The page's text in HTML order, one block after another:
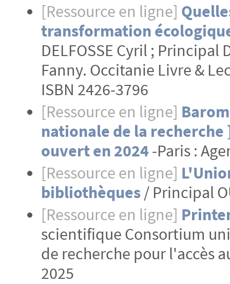
[Ressource en ligne]
transformation
DELFOSSE Cyril ; Principal
Fanny. Occitanie Livre &
ISBN 2426-3796
[Ressource en ligne]
nationale de la recherche
ouvert en 2024 -Paris :
[Ressource en ligne]
bibliothèques/ Principal
[Ressource en ligne]
scientifique Consortium
de recherche pour l'accès
2025